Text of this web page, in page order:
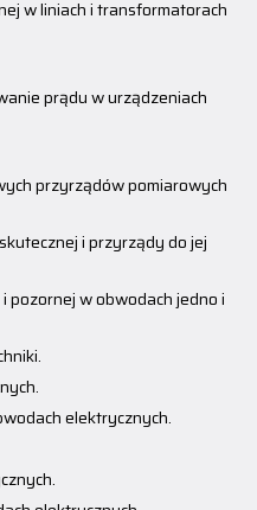
w liniach i transformatorach
prądu w urządzeniach
przyrządów pomiarowych
i przyrządy do jej
pozornej w obwodach jedno i
elektrycznych.